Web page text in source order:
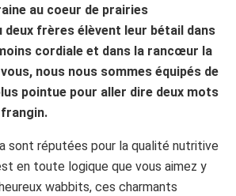
au coeur de prairies
deux frères élèvent leur bétail dans
cordiale et dans la rancœur la
nous nous sommes équipés de
pointue pour aller dire deux mots
sont réputées pour la qualité nutritive
en toute logique que vous aimez y
wabbits, ces charmants